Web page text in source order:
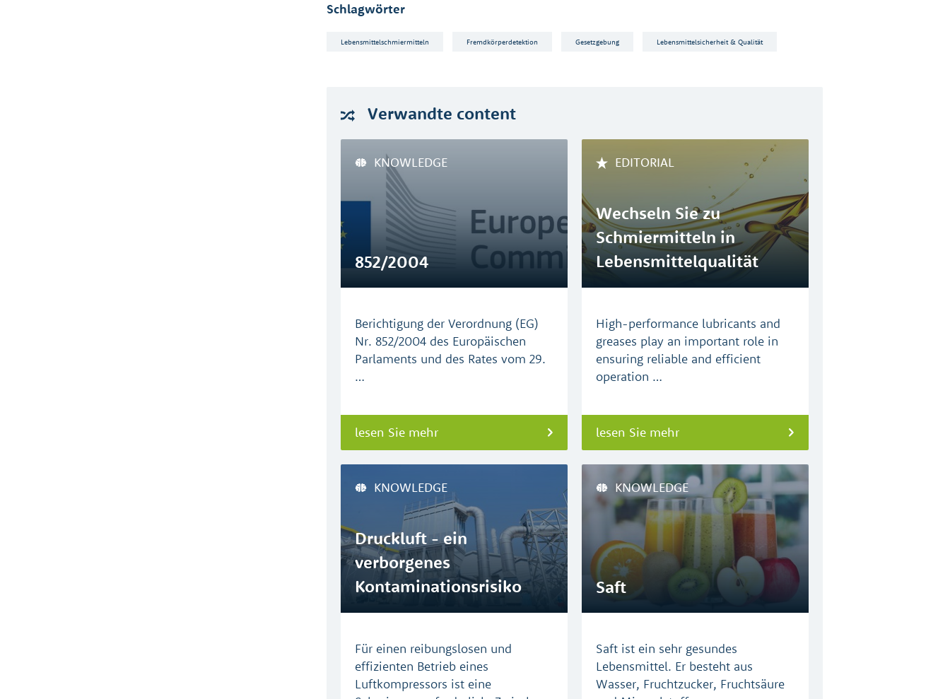
Schlagwörter
Lebensmittelschmiermitteln Fremdkörperdetektion Gesetzgebung Lebensmittelsicherheit & Qualität
Verwandte content
KNOWLEDGE
852/2004
Berichtigung der Verordnung (EG)
Nr. 852/2004 des Europäischen
Parlaments und des Rates vom 29.
…
lesen Sie mehr
EDITORIAL
Wechseln Sie zu
Schmiermitteln in
Lebensmittelqualität
(EN)
High-performance lubricants and
greases play an important role in
ensuring reliable and efficient
operation …
lesen Sie mehr
KNOWLEDGE
Druckluft - ein
verborgenes
Kontaminationsrisiko
(EN)
Für einen reibungslosen und
effizienten Betrieb eines
Luftkompressors ist eine
KNOWLEDGE
Saft
Saft ist ein sehr gesundes
Lebensmittel. Er besteht aus
Wasser, Fruchtzucker, Fruchtsäure